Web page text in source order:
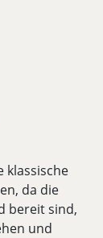
klassische
da die
bereit sind,
und